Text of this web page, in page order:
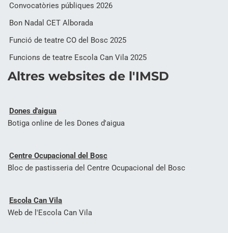
Convocatòries públiques 2026
Bon Nadal CET Alborada
Funció de teatre CO del Bosc 2025
Funcions de teatre Escola Can Vila 2025
Altres websites de l'IMSD
Dones d'aigua
Botiga online de les Dones d'aigua
Centre Ocupacional del Bosc
Bloc de pastisseria del Centre Ocupacional del Bosc
Escola Can Vila
Web de l'Escola Can Vila